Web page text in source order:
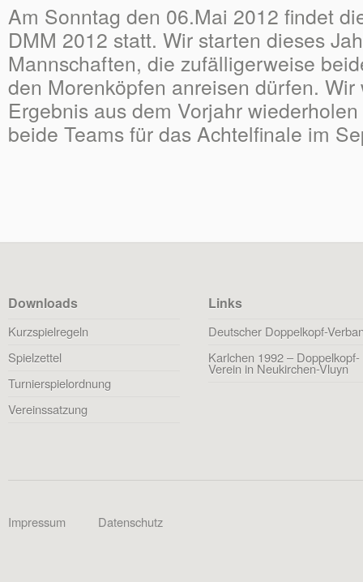
Am Sonntag den 06.Mai 2012 findet
DMM 2012 statt. Wir starten dieses
Mannschaften, die zufälligerweise
den Morenköpfen anreisen dürfen.
Ergebnis aus dem Vorjahr
beide Teams für das Achtelfinale im
Downloads
Kurzspielregeln
Spielzettel
Turnierspielordnung
Vereinssatzung
Links
Deutscher Doppelkopf-
Karlchen 1992 – Doppelkopf-
Verein in Neukirchen-Vluyn
Impressum Datenschutz